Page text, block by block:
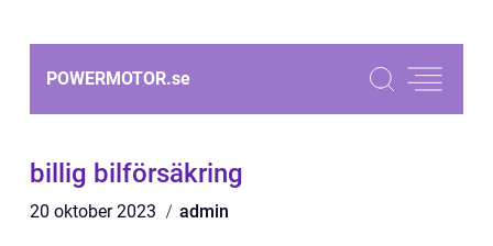
POWERMOTOR.se
billig bilförsäkring
20 oktober 2023 admin